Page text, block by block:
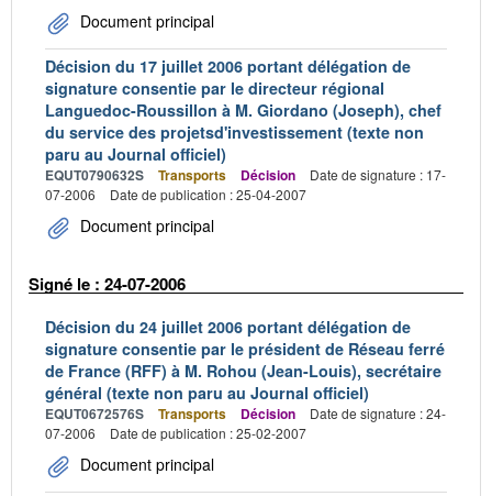
Document principal
Décision du 17 juillet 2006 portant délégation de
signature consentie par le directeur régional
Languedoc-Roussillon à M. Giordano (Joseph), chef
du service des projetsd'investissement (texte non
paru au Journal officiel)
EQUT0790632S Transports Décision
Date de signature : 17-
07-2006
Date de publication : 25-04-2007
Document principal
Signé le : 24-07-2006
Décision du 24 juillet 2006 portant délégation de
signature consentie par le président de Réseau ferré
de France (RFF) à M. Rohou (Jean-Louis), secrétaire
général (texte non paru au Journal officiel)
EQUT0672576S Transports Décision
Date de signature : 24-
07-2006
Date de publication : 25-02-2007
Document principal